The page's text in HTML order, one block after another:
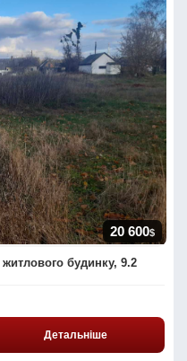
20 600$
будинку, 9.2
Детальніше